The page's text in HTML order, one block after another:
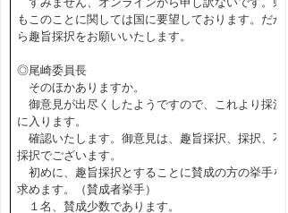
もこのことに関しては国に要望しております。だか
ら趣旨採択をお願いいたします。
◎尾崎委員長
そのほかありますか。
御意見が出尽くしたようですので、これより採決
に入ります。
確認いたします。御意見は、趣旨採択、採択、不
採択でございます。
初めに、趣旨採択とすることに賛成の方の挙手を
求めます。（賛成者挙手）
１名、賛成少数であります。